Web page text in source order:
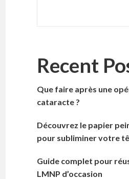
Recent
Que faire après une
cataracte ?
Découvrez le papier
pour subliminer votre
Guide complet pour
LMNP d’occasion